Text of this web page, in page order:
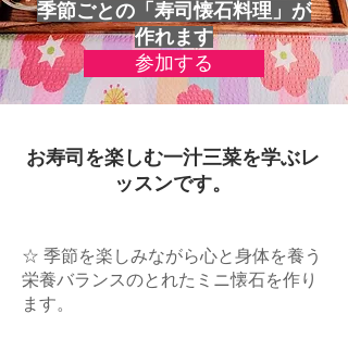
季節ごとの「寿司懐石料理」が
作れます
参加する
​お寿司を楽しむ一汁三菜を学ぶレ
ッスンです。
☆ 季節を楽しみながら心と身体を養う
栄養バランスのとれたミニ懐石を作り
ます。